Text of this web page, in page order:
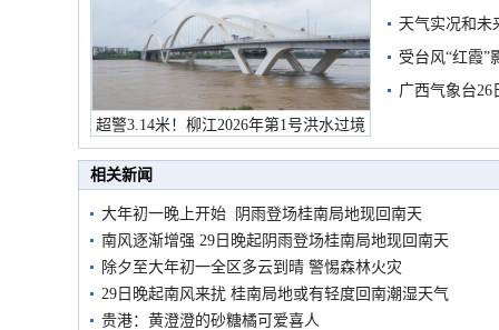
超警3.14米！柳江2026年第1号洪水过境
市民在堤岸见证汛况
天气实况和未
受台风“红霞”
有较强降雨
广西气象台26
相关新闻
大年初一晚上开始 阴雨登场桂南局地现回南天
南风逐渐增强 29日晚起阴雨登场桂南局地现回南天
除夕至大年初一全区多云到晴 警惕森林火灾
29日晚起南风来扰 桂南局地或有轻度回南潮湿天气
贵港：黄澄澄的砂糖橘可爱喜人